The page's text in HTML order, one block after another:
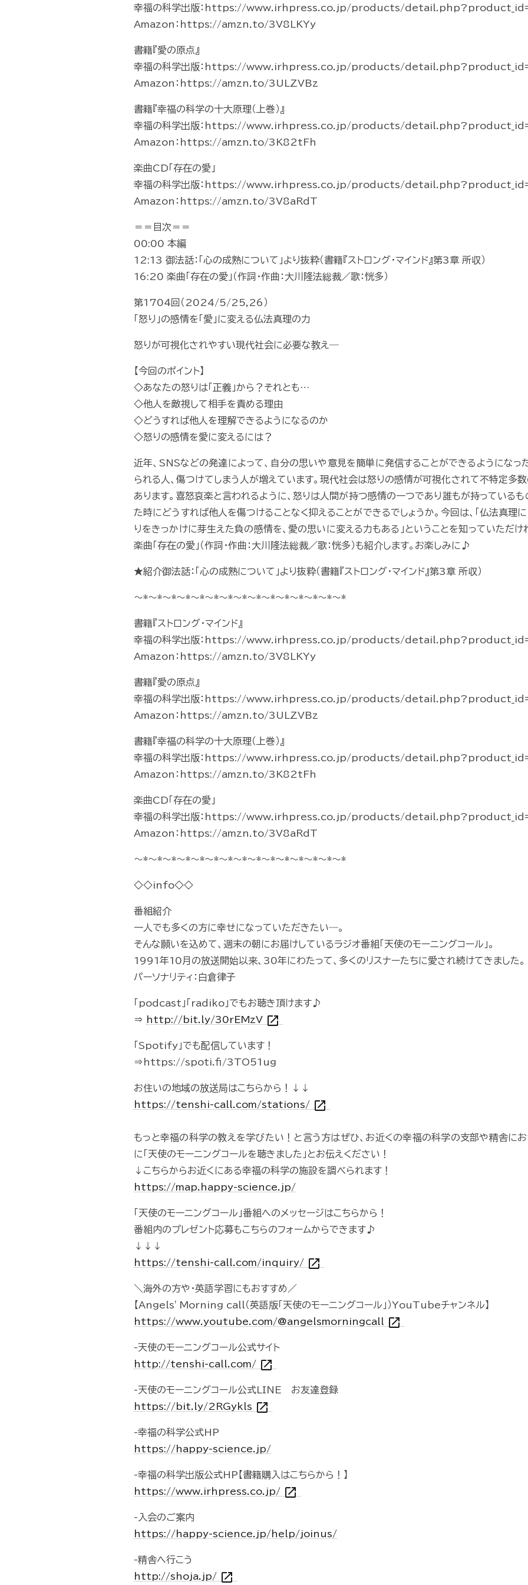
幸福の科学出版：https://www.irhpress.co.jp/products/
Amazon：https://amzn.to/3V8LKYy
書籍『愛の原点』
幸福の科学出版：https://www.irhpress.co.jp/products/
Amazon：https://amzn.to/3ULZVBz
書籍『幸福の科学の十大原理（上巻）』
幸福の科学出版：https://www.irhpress.co.jp/products/
Amazon：https://amzn.to/3K82tFh
楽曲CD「存在の愛」
幸福の科学出版：https://www.irhpress.co.jp/products/
Amazon：https://amzn.to/3V8aRdT
＝＝目次＝＝
00:00 本編
12:13 御法話：「心の成熟について」より抜粋（書籍『ストロング・マインド』第3章 所収）
16:20 楽曲「存在の愛」（作詞・作曲：大川隆法総裁／歌：恍多）
第1704回（2024/5/25,26）
「怒り」の感情を「愛」に変える仏法真理の力
怒りが可視化されやすい現代社会に必要な教え―
【今回のポイント】
◇あなたの怒りは「正義」から？それとも…
◇他人を敵視して相手を責める理由
◇どうすれば他人を理解できるようになるのか
◇怒りの感情を愛に変えるには？
近年、SNSなどの発達によって、自分の思いや意見を簡単に発信することができるようになっ
られる人、傷つけてしまう人が増えています。現代社会は怒りの感情が可視化されて不特定多
あります。喜怒哀楽と言われるように、怒りは人間が持つ感情の一つであり誰もが持っているも
た時にどうすれば他人を傷つけることなく抑えることができるでしょうか。今回は、「仏法真理
りをきっかけに芽生えた負の感情を、愛の思いに変える力もある」ということを知っていただけ
楽曲「存在の愛」（作詞・作曲：大川隆法総裁／歌：恍多）も紹介します。お楽しみに♪
★紹介御法話：「心の成熟について」より抜粋（書籍『ストロング・マインド』第3章 所収）
～*～*～*～*～*～*～*～*～*～*～*～*～*～*～*
書籍『ストロング・マインド』
幸福の科学出版：https://www.irhpress.co.jp/products/
Amazon：https://amzn.to/3V8LKYy
書籍『愛の原点』
幸福の科学出版：https://www.irhpress.co.jp/products/
Amazon：https://amzn.to/3ULZVBz
書籍『幸福の科学の十大原理（上巻）』
幸福の科学出版：https://www.irhpress.co.jp/products/
Amazon：https://amzn.to/3K82tFh
楽曲CD「存在の愛」
幸福の科学出版：https://www.irhpress.co.jp/products/
Amazon：https://amzn.to/3V8aRdT
～*～*～*～*～*～*～*～*～*～*～*～*～*～*～*
◇◇info◇◇
番組紹介
一人でも多くの方に幸せになっていただきたい―。
そんな願いを込めて、週末の朝にお届けしているラジオ番組「天使のモーニングコール」。
1991年10月の放送開始以来、30年にわたって、多くのリスナーたちに愛され続けてきました。
パーソナリティ：白倉律子
「podcast」「radiko」でもお聴き頂けます♪
⇒
http://bit.ly/30rEMzV open_in_new
「Spotify」でも配信しています！
⇒https://spoti.fi/3TO51ug
お住いの地域の放送局はこちらから！↓↓
https://tenshi-call.com/stations/ open_in_new
もっと幸福の科学の教えを学びたい！と言う方はぜひ、お近くの幸福の科学の支部や精舎に
に「天使のモーニングコールを聴きました」とお伝えください！
↓こちらからお近くにある幸福の科学の施設を調べられます！
https://map.happy-science.jp/
「天使のモーニングコール」番組へのメッセージはこちらから！
番組内のプレゼント応募もこちらのフォームからできます♪
↓↓↓
https://tenshi-call.com/inquiry/ open_in_new
＼海外の方や・英語学習にもおすすめ／
【Angels' Morning call（英語版「天使のモーニングコール」）YouTubeチャンネル】
https://www.youtube.com/@angelsmorningcall
open_in_new
-天使のモーニングコール公式サイト
http://tenshi-call.com/ open_in_new
-天使のモーニングコール公式LINE お友達登録
https://bit.ly/2RGykls open_in_new
-幸福の科学公式HP
https://happy-science.jp/
-幸福の科学出版公式HP【書籍購入はこちらから！】
https://www.irhpress.co.jp/ open_in_new
-入会のご案内
https://happy-science.jp/help/joinus/
-精舎へ行こう
http://shoja.jp/ open_in_new